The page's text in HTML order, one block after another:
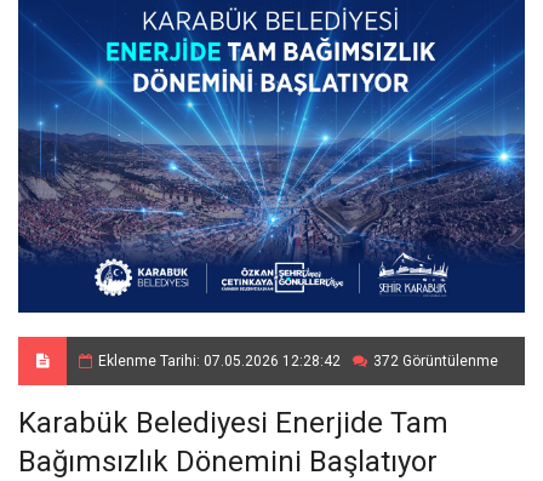
Eklenme Tarihi: 07.05.2026 12:28:42 372 Görüntülenme
Karabük Belediyesi Enerjide Tam
Bağımsızlık Dönemini Başlatıyor